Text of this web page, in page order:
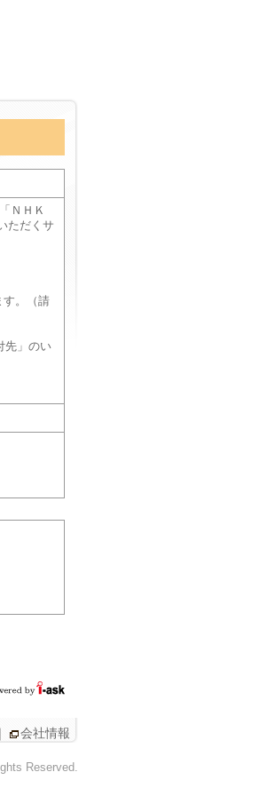
ＮＨＫ
ただくサ
す。（請
先」のい
｜ 会社情報
Reserved.